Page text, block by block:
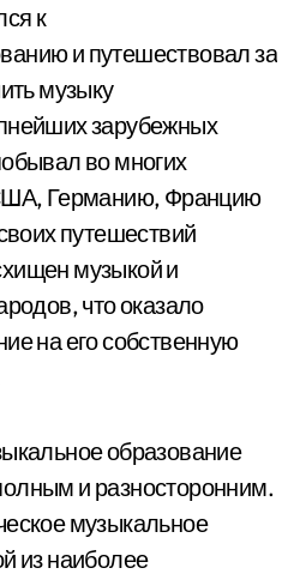
к
и путешествовал за
музыку
зарубежных
во многих
Германию, Францию
путешествий
музыкой и
что оказало
на его собственную
образование
и разносторонним.
музыкальное
из наиболее